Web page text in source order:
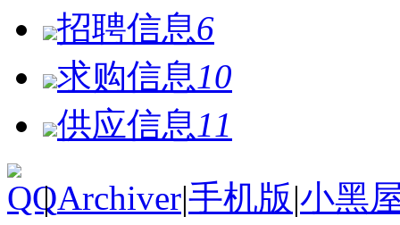
招聘信息6
求购信息 10
供应信息 11
| Archiver|手机版|小黑